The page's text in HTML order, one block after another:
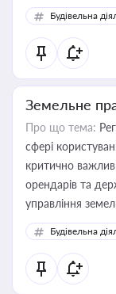
Будівельна
Земельне
Про що тема:
сфері
критично
орендарів та
управління
Будівельна